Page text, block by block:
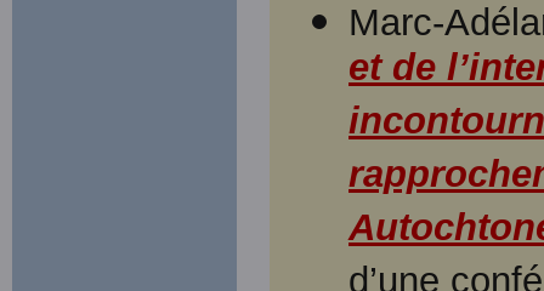
Marc-
et de